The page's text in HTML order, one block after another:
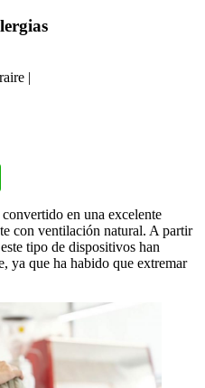
|
convertido en una excelente
con ventilación natural. A partir
tipo de dispositivos han
ya que ha habido que extremar